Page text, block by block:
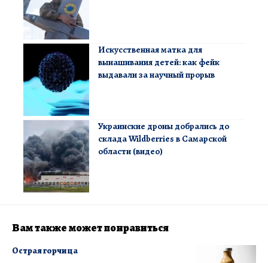
Искусственная матка для
вынашивания детей: как фейк
выдавали за научный прорыв
Украинские дроны добрались до
склада Wildberries в Самарской
области (видео)
Вам также может понравиться
Острая горчица